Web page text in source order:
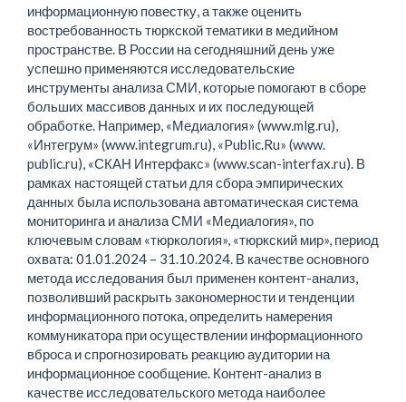
информационную повестку, а также оценить
востребованность тюркской тематики в медийном
пространстве. В России на сегодняшний день уже
успешно применяются исследовательские
инструменты анализа СМИ, которые помогают в сборе
больших массивов данных и их последующей
обработке. Например, «Медиалогия» (www.mlg.ru),
«Интегрум» (www.integrum.ru), «Public.Ru» (www.
public.ru), «СКАН Интерфакс» (www.scan-interfax.ru). В
рамках настоящей статьи для сбора эмпирических
данных была использована автоматическая система
мониторинга и анализа СМИ «Медиалогия», по
ключевым словам «тюркология», «тюркский мир», период
охвата: 01.01.2024 – 31.10.2024. В качестве основного
метода исследования был применен контент-анализ,
позволивший раскрыть закономерности и тенденции
информационного потока, определить намерения
коммуникатора при осуществлении информационного
вброса и спрогнозировать реакцию аудитории на
информационное сообщение. Контент-анализ в
качестве исследовательского метода наиболее